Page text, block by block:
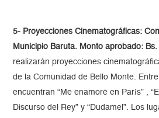
5- Proyecciones Cinematográficas:
Municipio Baruta. Monto aprobado:
realizarán proyecciones
de la Comunidad de Bello Monte.
encuentran “Me enamoré en París” ,
Discurso del Rey” y “Dudamel”. Los